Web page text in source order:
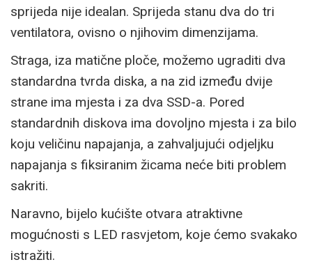
sprijeda nije idealan. Sprijeda stanu dva do tri
ventilatora, ovisno o njihovim dimenzijama.
Straga, iza matične ploče, možemo ugraditi dva
standardna tvrda diska, a na zid između dvije
strane ima mjesta i za dva SSD-a. Pored
standardnih diskova ima dovoljno mjesta i za bilo
koju veličinu napajanja, a zahvaljujući odjeljku
napajanja s fiksiranim žicama neće biti problem
sakriti.
Naravno, bijelo kućište otvara atraktivne
mogućnosti s LED rasvjetom, koje ćemo svakako
istražiti.